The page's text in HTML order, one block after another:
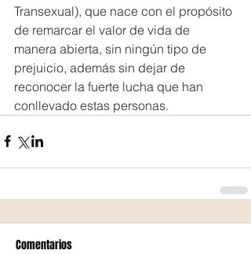
Transexual), que nace con el propósito
de remarcar el valor de vida de
manera abierta, sin ningún tipo de
prejuicio, además sin dejar de
reconocer la fuerte lucha que han
conllevado estas personas.
Comentarios